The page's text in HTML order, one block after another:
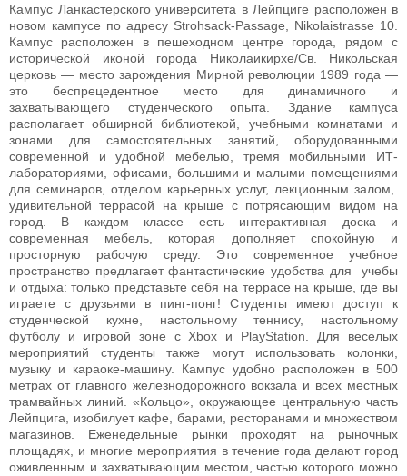
Кампус Ланкастерского университета в Лейпциге расположен в
новом кампусе по адресу Strohsack-Passage, Nikolaistrasse 10.
Кампус расположен в пешеходном центре города, рядом с
исторической иконой города Николаикирхе/Св. Никольская
церковь — место зарождения Мирной революции 1989 года —
это беспрецедентное место для динамичного и
захватывающего студенческого опыта. Здание кампуса
располагает обширной библиотекой, учебными комнатами и
зонами для самостоятельных занятий, оборудованными
современной и удобной мебелью, тремя мобильными ИТ-
лабораториями, офисами, большими и малыми помещениями
для семинаров, отделом карьерных услуг, лекционным залом,
удивительной террасой на крыше с потрясающим видом на
город. В каждом классе есть интерактивная доска и
современная мебель, которая дополняет спокойную и
просторную рабочую среду. Это современное учебное
пространство предлагает фантастические удобства для учебы
и отдыха: только представьте себя на террасе на крыше, где вы
играете с друзьями в пинг-понг! Студенты имеют доступ к
студенческой кухне, настольному теннису, настольному
футболу и игровой зоне с Xbox и PlayStation. Для веселых
мероприятий студенты также могут использовать колонки,
музыку и караоке-машину. Кампус удобно расположен в 500
метрах от главного железнодорожного вокзала и всех местных
трамвайных линий. «Кольцо», окружающее центральную часть
Лейпцига, изобилует кафе, барами, ресторанами и множеством
магазинов. Еженедельные рынки проходят на рыночных
площадях, и многие мероприятия в течение года делают город
оживленным и захватывающим местом, частью которого можно